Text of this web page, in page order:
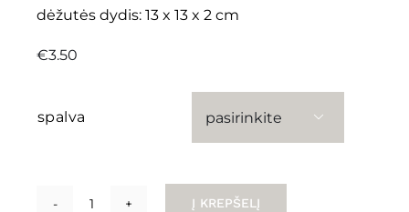
dėžutės dydis: 13 x 13 x 2 cm
€3.50
spalva 
Į KREPŠELĮ